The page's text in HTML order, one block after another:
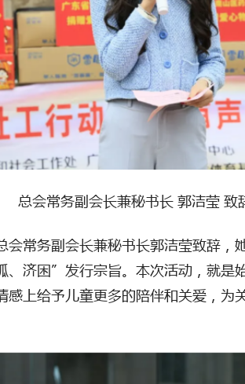
总会常务副会长兼秘书长 郭洁莹 致
会常务副会长兼秘书长郭洁莹致辞，
济困”发行宗旨。本次活动，就是
感上给予儿童更多的陪伴和关爱，为